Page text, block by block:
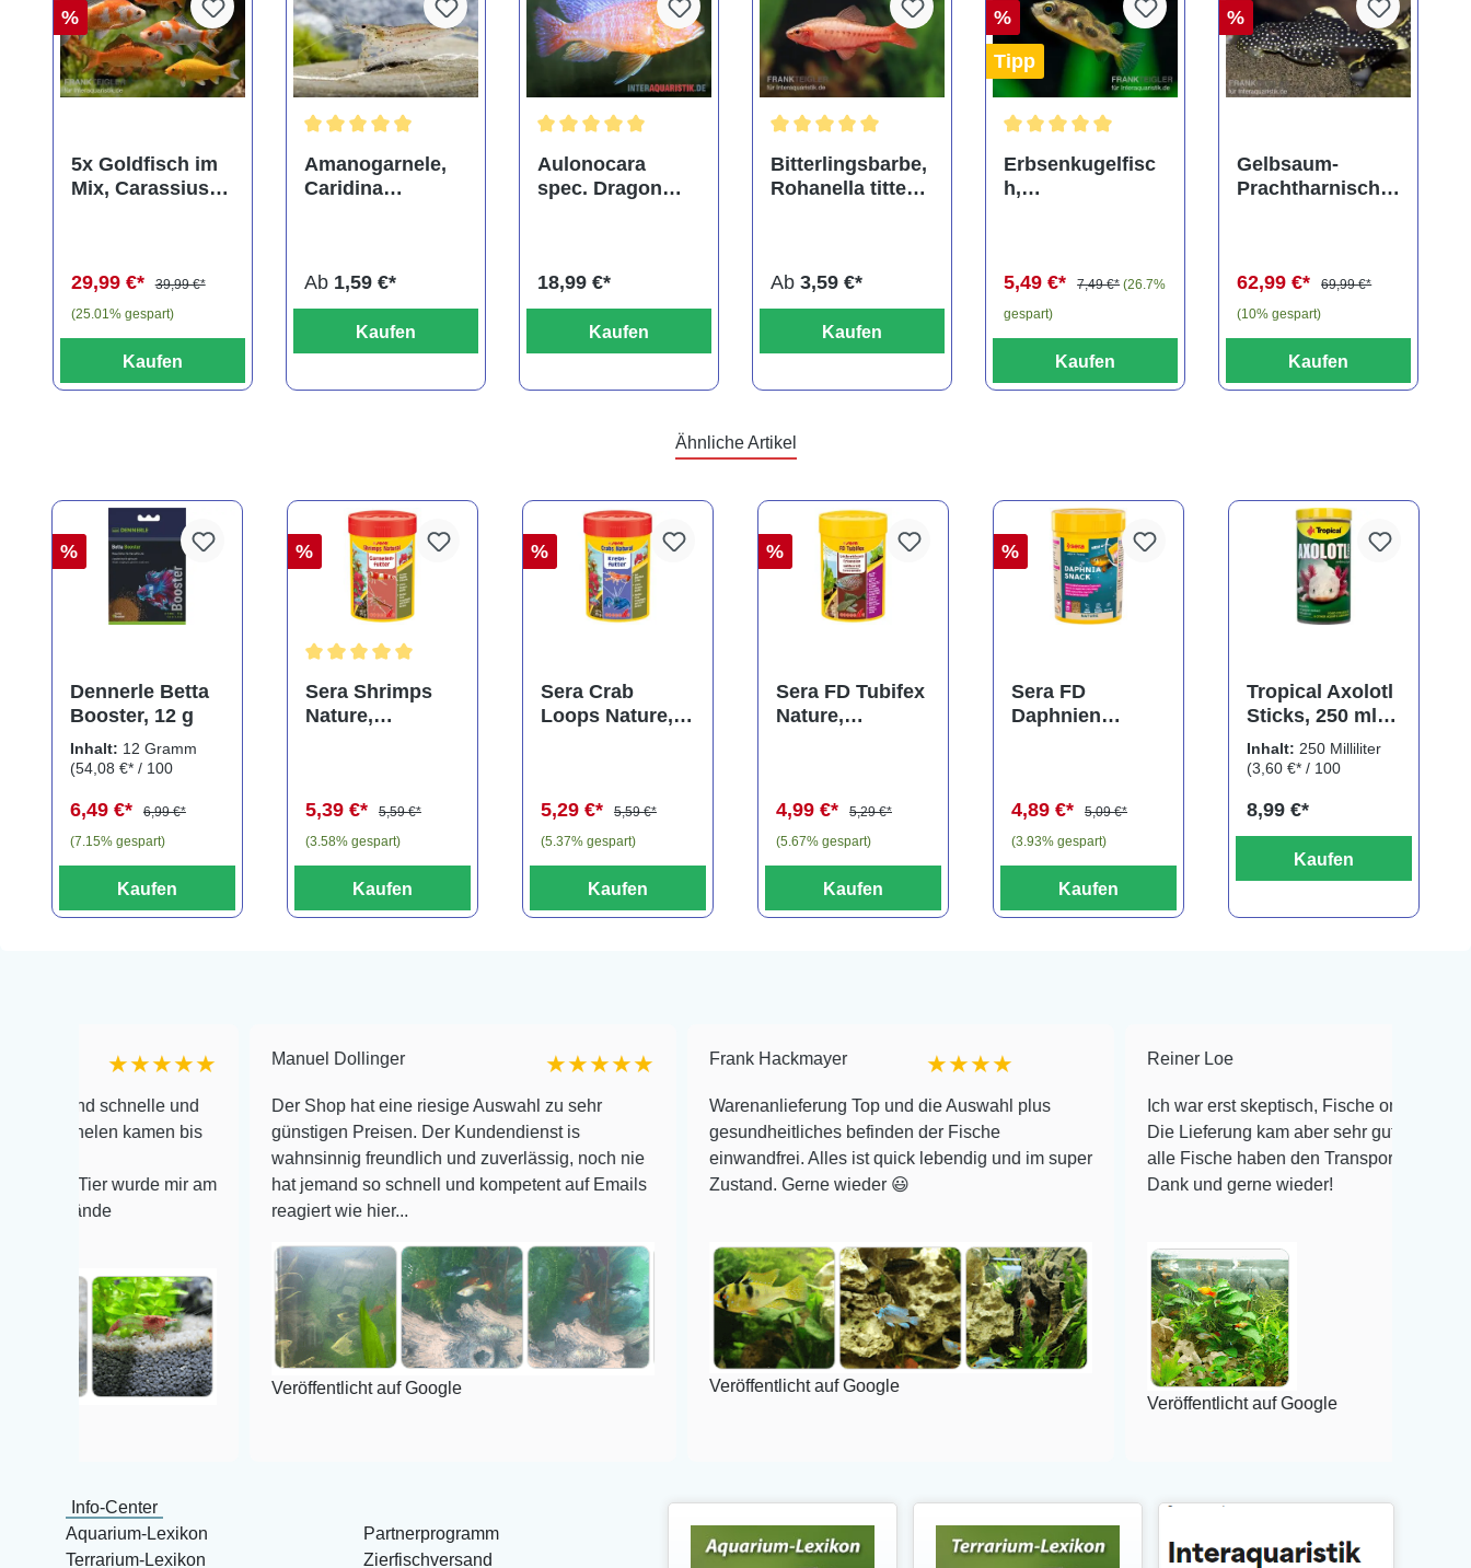
%
5x Goldfisch im
Mix, Carassius
29,99 €*
39,99 €*
(25.01% gespart)
Kaufen
Amanogarnele,
Caridina
Ab 1,59 €*
Kaufen
Aulonocara
spec. Dragon
18,99 €*
Kaufen
Bitterlingsbarbe,
Rohanella titteya,
Ab 3,59 €*
Kaufen
%
Tipp
Erbsenkugelfisc
h,
5,49 €*
7,49 €* (26.7%
gespart)
Kaufen
%
Gelbsaum-
Prachtharnischw
62,99 €*
69,99 €*
(10% gespart)
Kaufen
Ähnliche Artikel
%
Dennerle Betta
Booster, 12 g
Inhalt: 12 Gramm
(54,08 €* / 100
6,49 €*
6,99 €*
(7.15% gespart)
Kaufen
%
Sera Shrimps
Nature,
5,39 €*
5,59 €*
(3.58% gespart)
Kaufen
%
Sera Crab
Loops Nature,
5,29 €*
5,59 €*
(5.37% gespart)
Kaufen
%
Sera FD Tubifex
Nature,
4,99 €*
5,29 €*
(5.67% gespart)
Kaufen
%
Sera FD
Daphnien
100 ml
4,89 €*
5,09 €*
(3.93% gespart)
Kaufen
Tropical Axolotl
Sticks, 250 ml,
für Axolotl,
Molche,
Inhalt: 250 Milliliter
(3,60 €* / 100
8,99 €*
Kaufen
★★★★★
schnelle und
kamen bis
wurde mir am
Manuel Dollinger ★★★★★
Der Shop hat eine riesige Auswahl zu sehr
günstigen Preisen. Der Kundendienst is
wahnsinnig freundlich und zuverlässig, noch nie
hat jemand so schnell und kompetent auf Emails
reagiert wie hier...
Veröffentlicht auf Google
Frank Hackmayer ★★★★
Warenanlieferung Top und die Auswahl plus
gesundheitliches befinden der Fische
einwandfrei. Alles ist quick lebendig und im super
Zustand. Gerne wieder 😃
Veröffentlicht auf Google
Ich war erst skeptisch, Fische online zu bestellen!
Die Lieferung kam aber sehr gut verpackt an und
alle Fische haben den Transport überlebt! Vielen
Dank und gerne wieder!
Veröffentlicht auf Google
Info-Center
Aquarium-Lexikon
Terrarium-Lexikon
Partnerprogramm
Zierfischversand